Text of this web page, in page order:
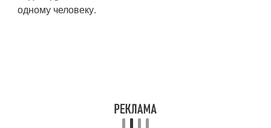
одному человеку.